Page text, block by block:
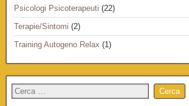
Psicologi Psicoterapeuti (22)
Terapie/Sintomi (2)
Training Autogeno Relax (1)